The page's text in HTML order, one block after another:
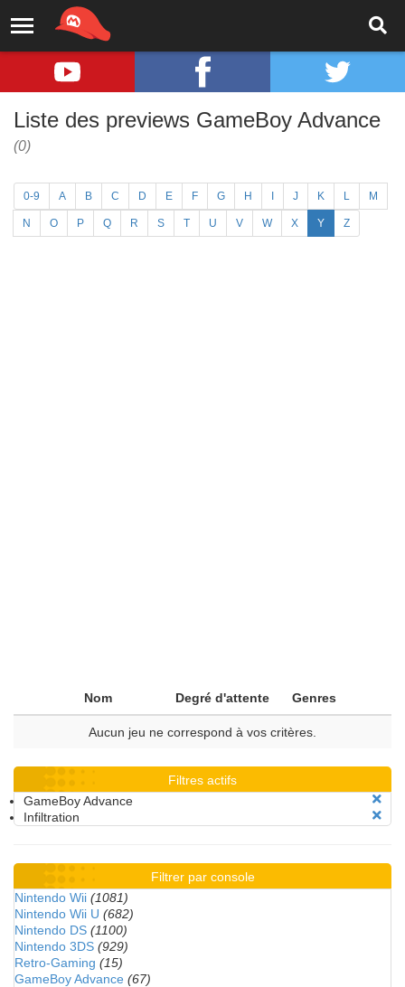
Liste des previews GameBoy Advance
(0)
0-9 A B C D E F G H J K L M
N O P Q R S T U V W X Y Z
Nom Degré d'attente Genres
Aucun jeu ne correspond à vos critères.
Filtres actifs
GameBoy Advance
Infiltration
Filtrer par console
Nintendo Wii (1081)
Nintendo Wii U (682)
Nintendo DS (1100)
Nintendo 3DS (929)
Retro-Gaming (15)
GameBoy Advance (67)